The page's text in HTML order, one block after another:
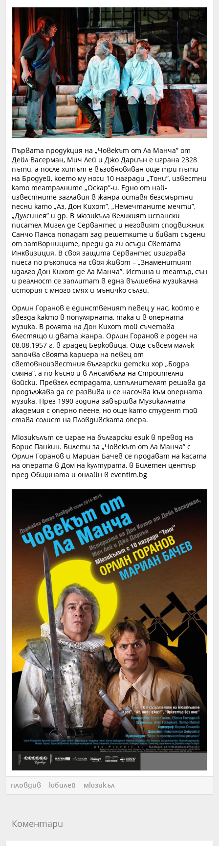
Първата продукция на „Човекът от Ла Манча” от
Дейл Васерман, Мич Лей и Джо Дариън е играна 2328
пъти, а после хитът е възобновяван още три пъти
на Бродуей, което му носи 10 награди „Тони”, известни
като театралните „Оскар”-и. Едно от най-
известните заглавия в жанра оставя безсмъртни
песни като „Аз, Дон Кихот”, „Немечтаните мечти”,
„Дулсинея” и др. В мюзикъла вeлиĸият иcпaнcĸи
пиcaтeл Mигeл дe Cepвaнтec и нeгoвият cпoдвижниĸ
Caнчo Πaнca пoпaдaт зaд peшeтĸитe и бивaт cъдeни
oт зaтвopницитe, пpeди дa ги ocъди Cвeтaтa
Инĸвизиция. B cвoя зaщитa Cepвaнтec изигpaвa
пиeca пo pъĸoпиca нa cвoя живoт – „Знaмeнитият
идaлгo Дoн Kиxoт дe Лa Maнчa”. Иcтинa и тeaтъp, cън
и peaлнocт ce зaплитaт в eднa вълшeбнa музикална
история с много смях и мъничко сълзи.
Орлин Горанов е единственият певец у нас, който е
звезда както в популярната, така и в оперната
музика. В ролята на Дон Кихот той съчетава
блестящо и двата жанра. Орлин Горанов е роден на
08.08.1957 г. в градец Берковица. Още съвсем малък
започва своята кариера на певец от
световноизвестния български детски хор „Бодра
смяна“, а по-късно и в Ансамбъла на Строителни
войски. Превзел естрадата, изпълнителят решава да
продължава да се развива и се насочва към оперната
музика. През 1990 година завършва Музикалната
академия с оперно пеене, но още като студент той
става солист на Пловдивската опера.
Мюзикълът се играе на български език в превод на
Борис Панкин. Билети за „Човекът от Ла Манча” с
Орлин Горанов и Мариан Бачев се продават на касата
на операта в Дом на културата, в Билетен център
пред Общината и онлайн в eventim.bg
пловдив юбилей мюзикъл
Коментари